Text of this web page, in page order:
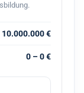
€
0 – 0 €